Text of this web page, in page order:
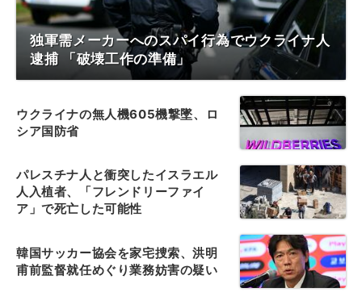
独軍需メーカーへのスパイ行為でウクライナ人
逮捕 「破壊工作の準備」
ウクライナの無人機605機撃墜、ロ
シア国防省
パレスチナ人と衝突したイスラエル
人入植者、「フレンドリーファイ
ア」で死亡した可能性
韓国サッカー協会を家宅捜索、洪明
甫前監督就任めぐり業務妨害の疑い